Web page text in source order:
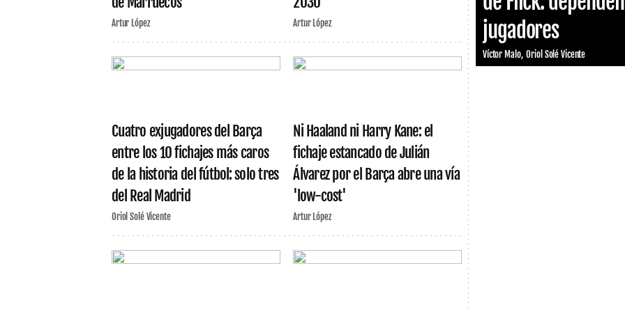
Artur López Artur López
Cuatro exjugadores del Barça
entre los 10 fichajes más caros
de la historia del fútbol: solo tres
del Real Madrid
Oriol Solé Vicente
Ni Haaland ni Harry Kane: el
fichaje estancado de Julián
Álvarez por el Barça abre una vía
'low-cost'
Artur López
jugadores
Víctor Malo Oriol Solé Vicente